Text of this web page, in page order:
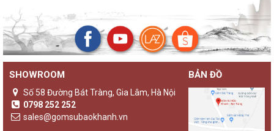
SHOWROOM
Số 58 Đường Bát Tràng, Gia Lâm, Hà Nội
0798 252 252
sales@gomsubaokhanh.vn
BẢN ĐỒ